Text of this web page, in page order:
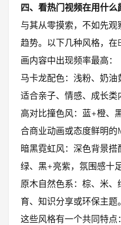
四、看热门视频在用什么
与其从零摸索，不如先
趋势。以下几种风格，
画内容中出现频率最高：
马卡龙配色：浅粉、奶油
适合亲子、情感、成长类
高对比撞色风：蓝+橙、
合商业动画或态度鲜明的
暗黑霓虹风：深色背景
绿、黑+亮紫，氛围感十
原木自然色系：棕、米
育、知识分享或环保主题。
这些风格有一个共同特